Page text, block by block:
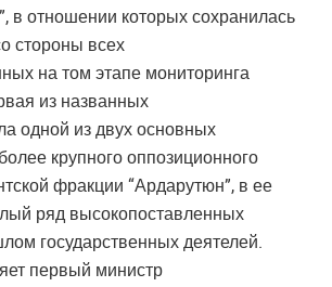
в отношении которых сохранилась
стороны всех
на том этапе мониторинга
из названных
одной из двух основных
крупного оппозиционного
фракции “Ардарутюн”, в ее
ряд высокопоставленных
государственных деятелей.
первый министр